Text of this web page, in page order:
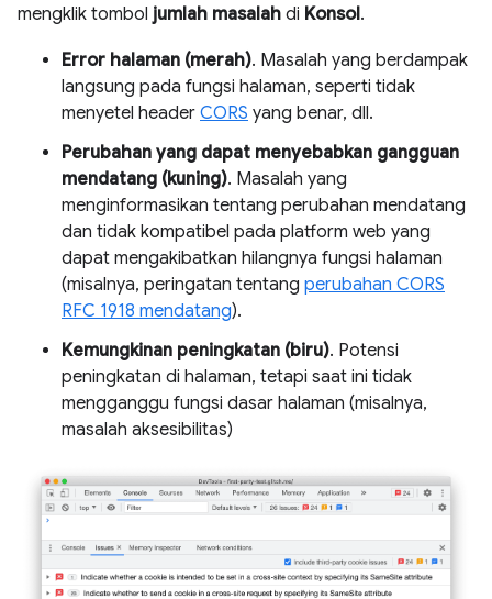
mengklik tombol jumlah masalah di Konsol.
Error halaman (merah). Masalah yang berdampak
langsung pada fungsi halaman, seperti tidak
menyetel header CORS yang benar, dll.
Perubahan yang dapat menyebabkan gangguan
mendatang (kuning). Masalah yang
menginformasikan tentang perubahan mendatang
dan tidak kompatibel pada platform web yang
dapat mengakibatkan hilangnya fungsi halaman
(misalnya, peringatan tentang perubahan CORS
RFC 1918 mendatang).
Kemungkinan peningkatan (biru). Potensi
peningkatan di halaman, tetapi saat ini tidak
mengganggu fungsi dasar halaman (misalnya,
masalah aksesibilitas)